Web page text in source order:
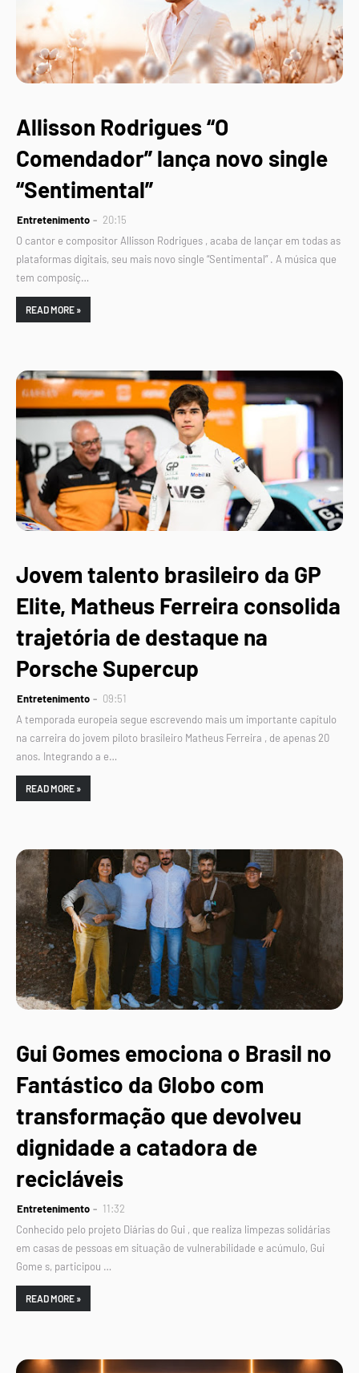
Allisson Rodrigues “O
Comendador” lança novo single
“Sentimental”
Entretenimento
20:15
O cantor e compositor Allisson Rodrigues , acaba de lançar em todas as
plataformas digitais, seu mais novo single “Sentimental” . A música que
tem composiç…
READ MORE »
Jovem talento brasileiro da GP
Elite, Matheus Ferreira consolida
trajetória de destaque na
Porsche Supercup
Entretenimento
09:51
A temporada europeia segue escrevendo mais um importante capítulo
na carreira do jovem piloto brasileiro Matheus Ferreira , de apenas 20
anos. Integrando a e…
READ MORE »
Gui Gomes emociona o Brasil no
Fantástico da Globo com
transformação que devolveu
dignidade a catadora de
recicláveis
Entretenimento
11:32
Conhecido pelo projeto Diárias do Gui , que realiza limpezas solidárias
em casas de pessoas em situação de vulnerabilidade e acúmulo, Gui
Gome s, participou …
READ MORE »